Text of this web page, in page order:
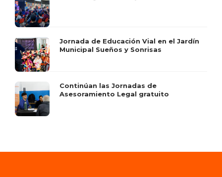
Jornada de Educación Vial en el Jardín
Municipal Sueños y Sonrisas
Continúan las Jornadas de
Asesoramiento Legal gratuito